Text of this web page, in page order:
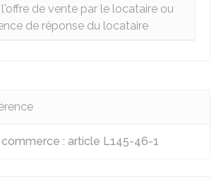
de vente par le locataire ou
de réponse du locataire
: article L145-46-1